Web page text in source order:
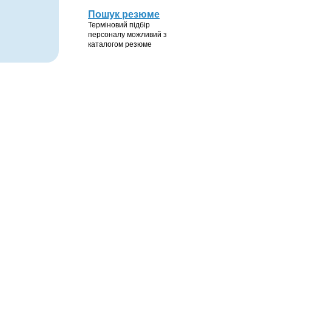
Пошук резюме
Терміновий підбір
персоналу можливий з
каталогом резюме